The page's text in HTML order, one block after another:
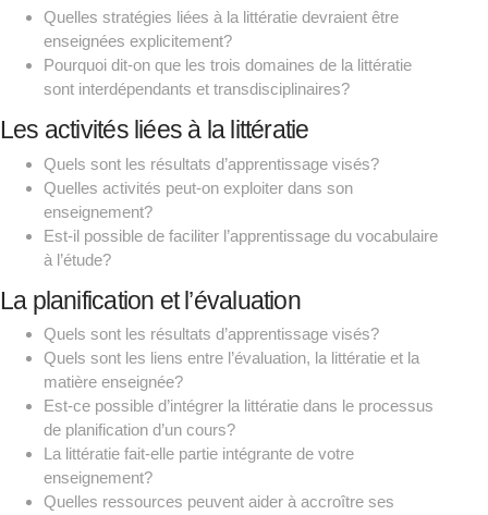
Quelles stratégies liées à la littératie devraient être
enseignées explicitement?
Pourquoi dit-on que les trois domaines de la littératie
sont interdépendants et transdisciplinaires?
Les activités liées à la littératie
Quels sont les résultats d’apprentissage visés?
Quelles activités peut-on exploiter dans son
enseignement?
Est-il possible de faciliter l’apprentissage du vocabulaire
à l’étude?
La planification et l’évaluation
Quels sont les résultats d’apprentissage visés?
Quels sont les liens entre l’évaluation, la littératie et la
matière enseignée?
Est-ce possible d’intégrer la littératie dans le processus
de planification d’un cours?
La littératie fait-elle partie intégrante de votre
enseignement?
Quelles ressources peuvent aider à accroître ses